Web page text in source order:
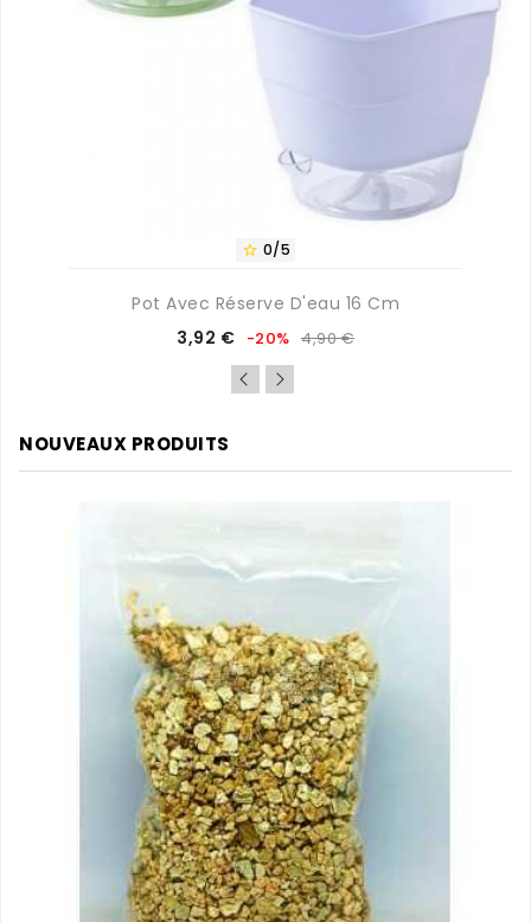
 0/5
Pot Avec Réserve D'eau 16 Cm
Prix
3,92 € Prix
de
base
-20% 4,90 €
NOUVEAUX PRODUITS